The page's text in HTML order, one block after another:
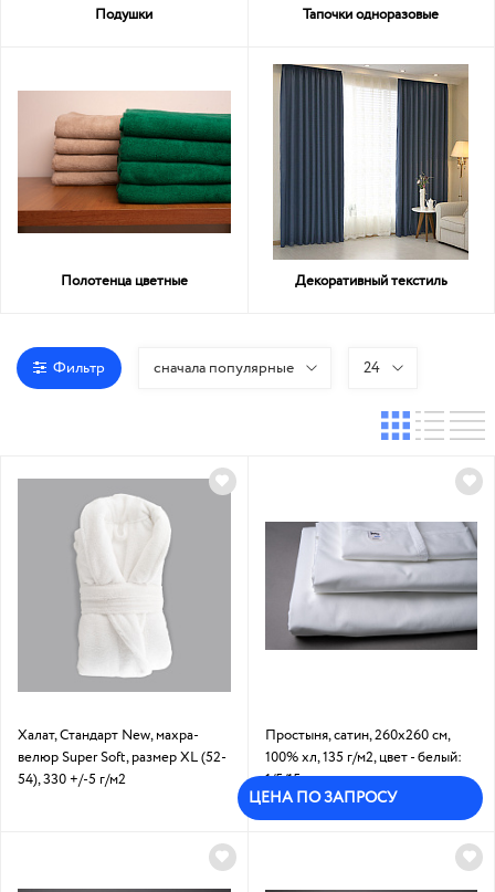
Подушки Тапочки одноразовые
Полотенца цветные Декоративный текстиль
Фильтр сначала популярные 24
Халат, Стандарт New, махра-
велюр Super Soft, размер XL (52-
54), 330 +/-5 г/м2
Простыня, сатин, 260х260 см,
100% хл, 135 г/м2, цвет - белый:
1/5/15
ЦЕНА ПО ЗАПРОСУ